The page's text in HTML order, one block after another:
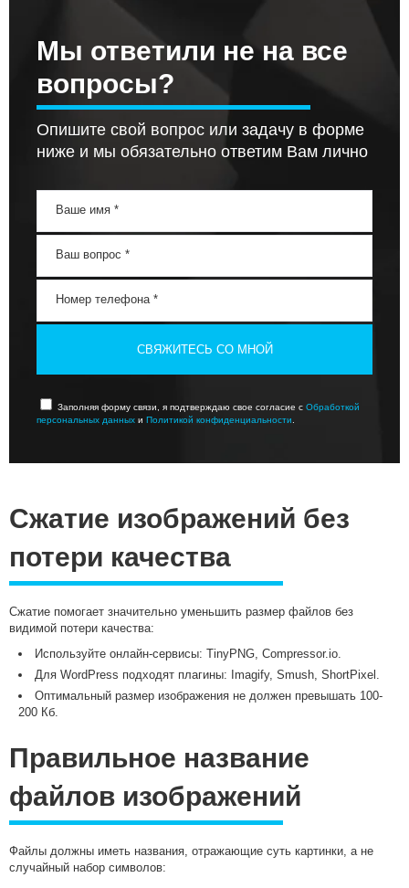
Мы ответили не на все
вопросы?
Опишите свой вопрос или задачу в форме
ниже и мы обязательно ответим Вам лично
СВЯЖИТЕСЬ СО МНОЙ
Заполняя форму связи, я подтверждаю свое согласие с Обработкой
персональных данных и Политикой конфиденциальности.
Сжатие изображений без
потери качества
Сжатие помогает значительно уменьшить размер файлов без
видимой потери качества:
Используйте онлайн-сервисы: TinyPNG, Compressor.io.
Для WordPress подходят плагины: Imagify, Smush, ShortPixel.
Оптимальный размер изображения не должен превышать 100-
200 Кб.
Правильное название
файлов изображений
Файлы должны иметь названия, отражающие суть картинки, а не
случайный набор символов: